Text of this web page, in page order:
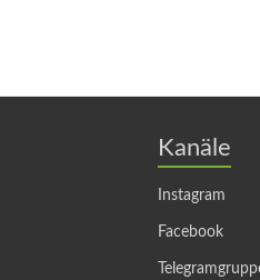
Kanäle
Instagram
Facebook